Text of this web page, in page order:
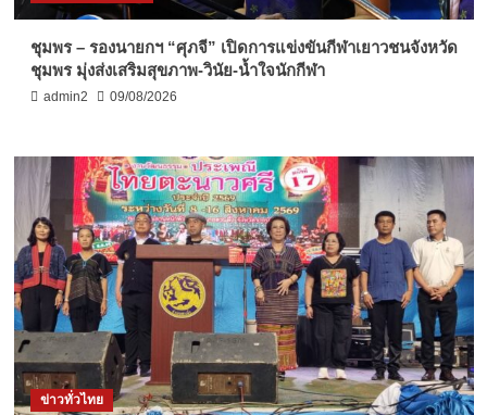
ชุมพร – รองนายกฯ “ศุภจี” เปิดการแข่งขันกีฬาเยาวชนจังหวัด
ชุมพร มุ่งส่งเสริมสุขภาพ-วินัย-น้ำใจนักกีฬา
admin2 09/08/2026
ข่าวทั่วไทย